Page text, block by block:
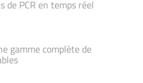
de PCR en temps réel
gamme complète de